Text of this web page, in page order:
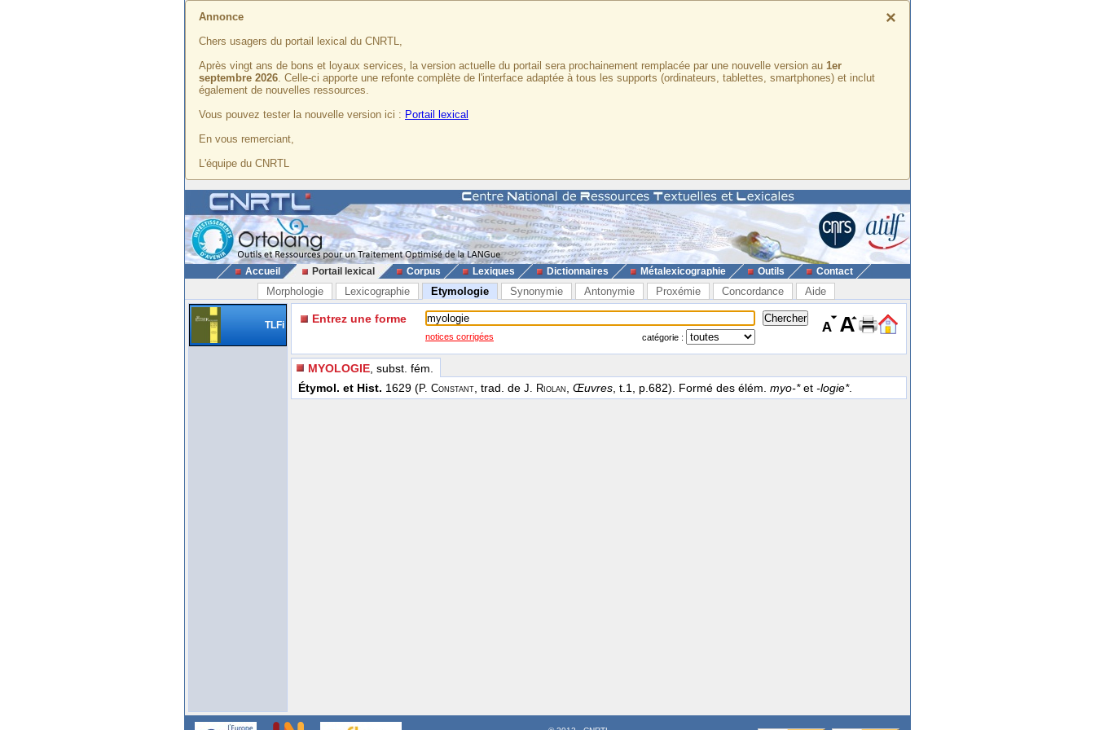
×
Annonce
Chers usagers du portail lexical du CNRTL,
Après vingt ans de bons et loyaux services, la version actuelle du portail sera prochainement remplacée par une nouvelle version au 1er
septembre 2026. Celle-ci apporte une refonte complète de l'interface adaptée à tous les supports (ordinateurs, tablettes, smartphones) et inclut
également de nouvelles ressources.
Vous pouvez tester la nouvelle version ici : Portail lexical
En vous remerciant,
L'équipe du CNRTL
Accueil Portail lexical Corpus Lexiques Dictionnaires Métalexicographie Outils Contact
Morphologie Lexicographie Etymologie Synonymie Antonymie Proxémie Concordance Aide
TLFi Entrez une forme
notices corrigées catégorie :
MYOLOGIE , subst. fém.
Étymol. et Hist. 1629 (P. Constant, trad. de J. Riolan, Œuvres, t.1, p.682). Formé des élém. myo-*et -logie*.